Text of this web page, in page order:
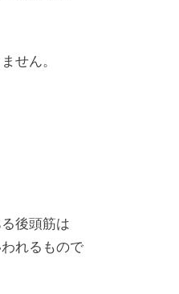
せん。
後頭筋は
れるもので